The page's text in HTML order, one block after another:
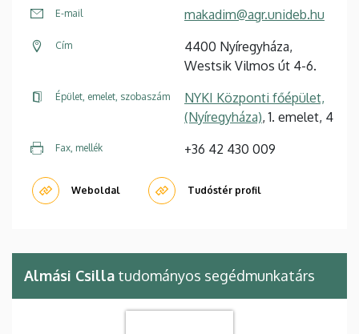
E-mail makadim@agr.unideb.hu
Cím
4400 Nyíregyháza,
Westsik Vilmos út 4-6.
Épület, emelet, szobaszám
NYKI Központi főépület,
(Nyíregyháza), 1. emelet, 4
Fax, mellék +36 42 430 009
Weboldal Tudóstér profil
Almási Csilla tudományos segédmunkatárs